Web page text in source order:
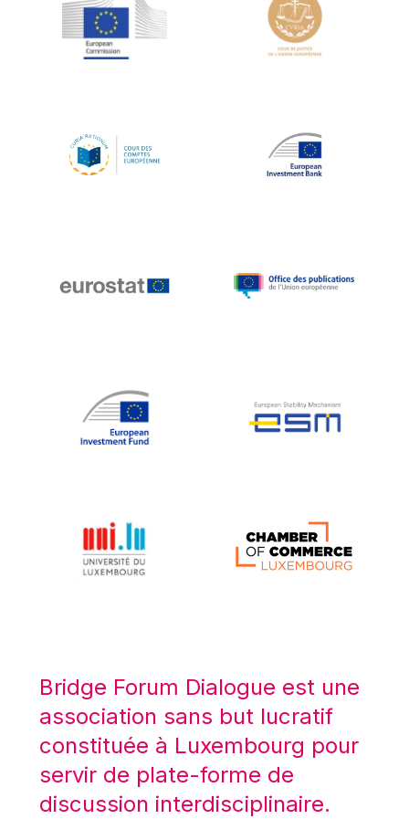
Jean-Louis Schiltz
Jean-Victor Louis
Johnny Åkerholm
Katharien L.C. Hunt
Klaus-Heiner Lehne
Koen LENAERTS
Lars Heikensten
Lucas Papademos
Máire Geoghegan-Quinn
Mario Centeno
Mario Monti
Maroš ŠEFČOVIČ
Martin Bailey
Martine Reicherts
Bridge Forum Dialogue est une
association sans but lucratif
constituée à Luxembourg pour
servir de plate-forme de
discussion interdisciplinaire.